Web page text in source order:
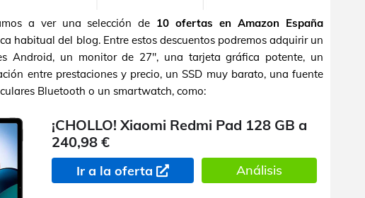
a ver una selección de 10 ofertas en Amazon España
habitual del blog. Entre estos descuentos podremos adquirir un
Android, un monitor de 27", una tarjeta gráfica potente, un
entre prestaciones y precio, un SSD muy barato, una fuente
Bluetooth o un smartwatch, como:
¡CHOLLO! Xiaomi Redmi Pad 128 GB a
240,98 €
Ir a la oferta Análisis